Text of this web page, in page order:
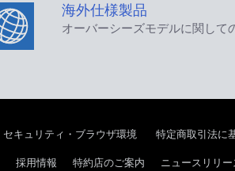
海外仕様製品
オーバーシーズモデルに関して
セキュリティ・ブラウザ環境 特定商取引法に
採用情報 特約店のご案内 ニュースリリー